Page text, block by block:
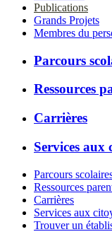
Publications
Grands Projets
Membres du
Parcours
Ressources
Carrières
Services aux
Parcours
Ressources
Carrières
Services aux
Trouver un